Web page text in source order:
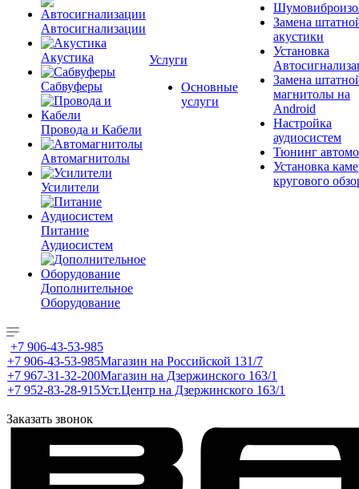
Автосигнализации
Акустика
Сабвуферы
Провода и Кабели
Автомагнитолы
Усилители
Питание
Аудиосистем
Дополнительное
Оборудование
Услуги
Основные
услуги
Замена
акустики
Установка
Замена
магнитолы на
Android
Настройка
аудиосистем
Тюнинг
Установка
кругового
+7 906-43-53-985
+7 906-43-53-985Магазин на Российской 131/7
+7 967-31-32-200Магазин на Дзержинского 163/1
+7 952-83-28-915Уст.Центр на Дзержинского 163/1
Заказать звонок